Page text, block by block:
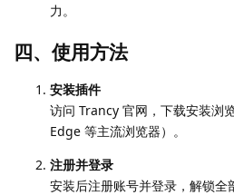
力。
四、使用方法
安装插件
访问 Trancy 官网，下载安装浏
Edge 等主流浏览器）。
注册并登录
安装后注册账号并登录，解锁全